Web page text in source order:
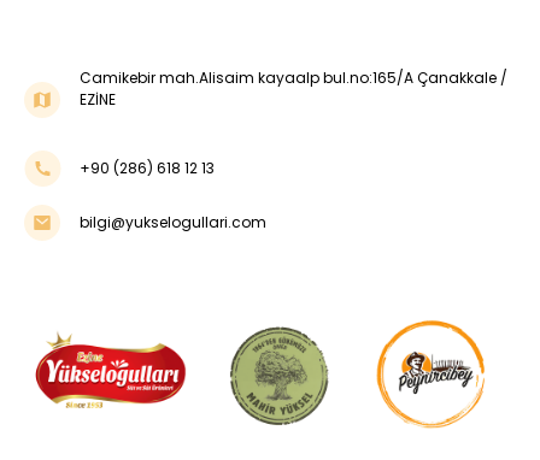
Camikebir mah.Alisaim kayaalp bul.no:165/A Çanakkale /
EZİNE
+90 (286) 618 12 13
bilgi@yukselogullari.com